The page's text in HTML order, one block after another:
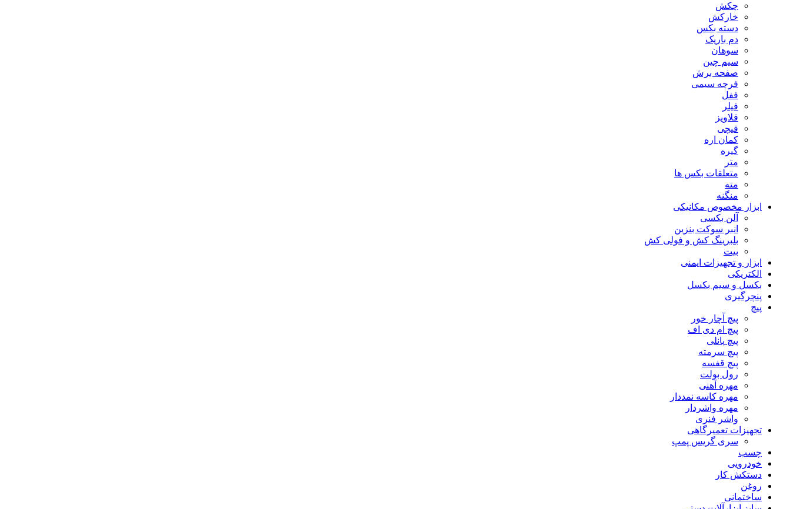
چکش
خارکش
دسته بکس
دم باریک
سوهان
سیم چین
صفحه برش
فرچه سیمی
ففل
فیلر
قلاویز
قیچی
کمان اره
گیره
متر
متعلقات بکس ها
مته
منگنه
ابزار مخصوص مکانیکی
آلن بکسی
انبر سوکت بنزین
بلبرینگ کش و فولی کش
بیت
ابزار و تجهیزات ایمنی
الکتریکی
بکسل و سیم بکسل
پنچرگیری
پیچ
پیچ آچار خور
پیچ ام دی اف
پیچ پانلی
پیچ سرمته
پیچ قفسه
رول بولت
مهره آهنی
مهره کاسه نمددار
مهره واشردار
واشر فنری
تجهیزات تعمیرگاهی
سری گریس پمپ
چسب
خودرویی
دستکش کار
روغن
ساختمانی